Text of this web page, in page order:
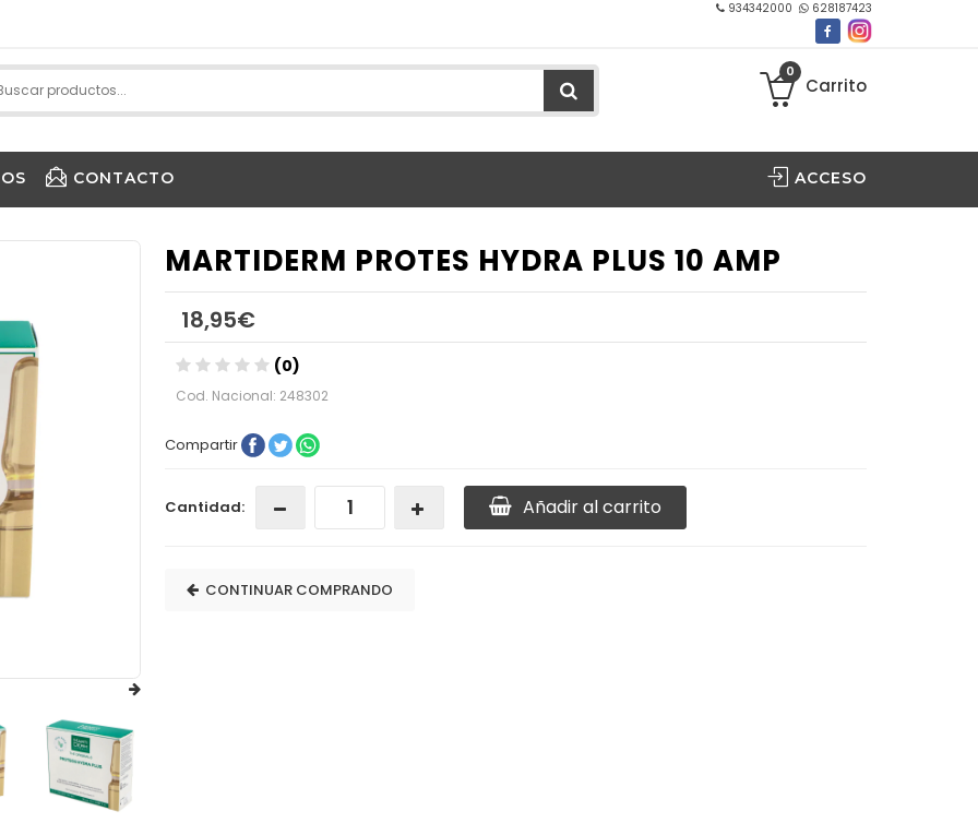
934342000 628187423
0
Carrito
CONTACTO ACCESO
MARTIDERM PROTES HYDRA PLUS 10 AMP
18,95€
(0)
Cod. Nacional: 248302
Compartir
Cantidad: Añadir al carrito
CONTINUAR COMPRANDO